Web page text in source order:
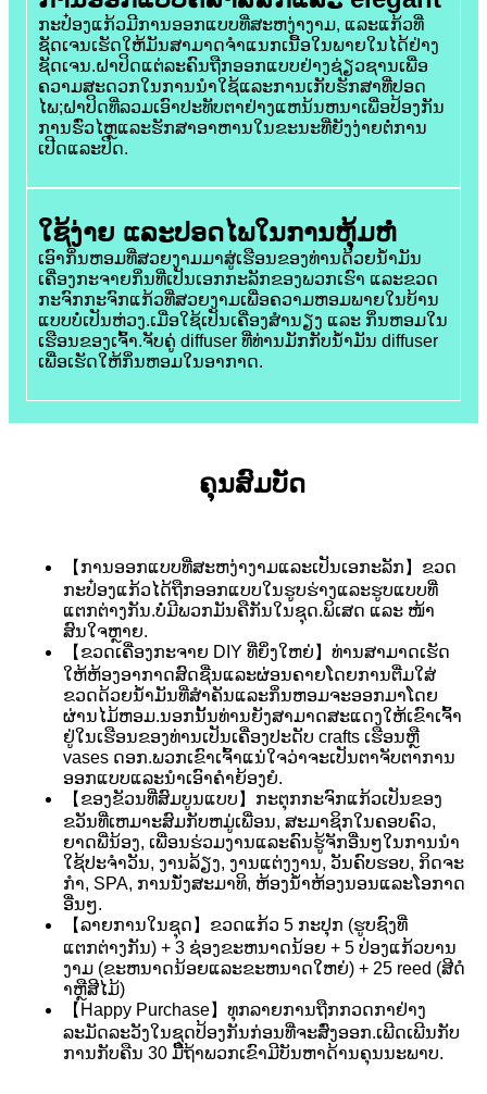
ກະປ໋ອງແກ້ວມີການອອກແບບທີ່ສະຫງ່າງາມ, ແລະແກ້ວທີ່
ຊັດເຈນເຮັດໃຫ້ມັນສາມາດຈໍາແນກເນື້ອໃນພາຍໃນໄດ້ຢ່າງ
ຊັດເຈນ.ຝາປິດແຕ່ລະຄົນຖືກອອກແບບຢ່າງຊ່ຽວຊານເພື່ອ
ຄວາມສະດວກໃນການນໍາໃຊ້ແລະການເກັບຮັກສາທີ່ປອດ
ໄພ;ຝາປິດທີ່ລວມເອົາປະທັບຕາຢ່າງແຫນ້ນຫນາເພື່ອປ້ອງກັນ
ການຮົ່ວໄຫຼແລະຮັກສາອາຫານໃນຂະນະທີ່ຍັງງ່າຍຕໍ່ການ
ເປີດແລະປິດ.
ໃຊ້ງ່າຍ ແລະປອດໄພໃນການຫຸ້ມຫໍ່
ເອົາກິ່ນຫອມທີ່ສວຍງາມມາສູ່ເຮືອນຂອງທ່ານດ້ວຍນ້ຳມັນ
ເຄື່ອງກະຈາຍກິ່ນທີ່ເປັນເອກກະລັກຂອງພວກເຮົາ ແລະຂວດ
ກະຈົກກະຈົກແກ້ວທີ່ສວຍງາມເພື່ອຄວາມຫອມພາຍໃນບ້ານ
ແບບບໍ່ເປັນຫ່ວງ.ເມື່ອໃຊ້ເປັນເຄື່ອງສຳນຽງ ແລະ ກິ່ນຫອມໃນ
ເຮືອນຂອງເຈົ້າ.ຈັບຄູ່ diffuser ທີ່ທ່ານມັກກັບນ້ໍາມັນ diffuser
ເພື່ອເຮັດໃຫ້ກິ່ນຫອມໃນອາກາດ.
ຄຸນສົມບັດ
【ການອອກແບບທີ່ສະຫງ່າງາມແລະເປັນເອກະລັກ】ຂວດ
ກະປ໋ອງແກ້ວໄດ້ຖືກອອກແບບໃນຮູບຮ່າງແລະຮູບແບບທີ່
ແຕກຕ່າງກັນ.ບໍ່ມີພວກມັນຄືກັນໃນຊຸດ.ພິເສດ ແລະ ໜ້າ
ສົນໃຈຫຼາຍ.
【ຂວດເຄື່ອງກະຈາຍ DIY ທີ່ຍິ່ງໃຫຍ່】ທ່ານສາມາດເຮັດ
ໃຫ້ຫ້ອງອາກາດສົດຊື່ນແລະຜ່ອນຄາຍໂດຍການຕື່ມໃສ່
ຂວດດ້ວຍນ້ໍາມັນທີ່ສໍາຄັນແລະກິ່ນຫອມຈະອອກມາໂດຍ
ຜ່ານໄມ້ຫອມ.ນອກ​ນັ້ນ​ທ່ານ​ຍັງ​ສາ​ມາດ​ສະ​ແດງ​ໃຫ້​ເຂົາ​ເຈົ້າ​
ຢູ່​ໃນ​ເຮ​​ືອນ​ຂອງ​ທ່ານ​ເປັນ​ເຄື່ອງ​ປະ​ດັບ crafts ເຮືອນ​ຫຼື
vases ດອກ​.ພວກ​ເຂົາ​ເຈົ້າ​ແນ່​ໃຈວ່​າ​ຈະ​ເປັນ​ຕາ​ຈັບ​ຕາ​ການ​
ອອກ​ແບບ​ແລະ​ນໍາ​ເອົາ​ຄໍາ​ຍ້ອງ​ຍໍ​.
【ຂອງຂັວນທີ່ສົມບູນແບບ】ກະຕຸກກະຈົກແກ້ວເປັນຂອງ
ຂວັນທີ່ເຫມາະສົມກັບຫມູ່ເພື່ອນ, ສະມາຊິກໃນຄອບຄົວ,
ຍາດພີ່ນ້ອງ, ເພື່ອນຮ່ວມງານແລະຄົນຮູ້ຈັກອື່ນໆໃນການນໍາ
ໃຊ້ປະຈໍາວັນ, ງານລ້ຽງ, ງານແຕ່ງງານ, ວັນຄົບຮອບ, ກິດຈະ
ກໍາ, SPA, ການນັ່ງສະມາທິ, ຫ້ອງນ້ໍາຫ້ອງນອນແລະໂອກາດ
ອື່ນໆ.
【ລາຍການໃນຊຸດ】ຂວດແກ້ວ 5 ກະປຸກ (ຮູບຊົງທີ່
ແຕກຕ່າງກັນ) + 3 ຊ່ອງຂະຫນາດນ້ອຍ + 5 ປ່ອງແກ້ວບານ
ງາມ (ຂະຫນາດນ້ອຍແລະຂະຫນາດໃຫຍ່) + 25 reed (ສີດໍ
າຫຼືສີໄມ້)
【Happy Purchase】ທຸກລາຍການຖືກກວດກາຢ່າງ
ລະມັດລະວັງໃນຊຸດປ້ອງກັນກ່ອນທີ່ຈະສົ່ງອອກ.ເພີດເພີນກັບ
ການກັບຄືນ 30 ມື້ຖ້າພວກເຂົາມີບັນຫາດ້ານຄຸນນະພາບ.